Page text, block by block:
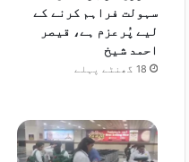
سہولت فراہم کرنے کے
لیے پُرعزم ہے، قیصر
احمد شیخ
18 گھنٹے پہلے